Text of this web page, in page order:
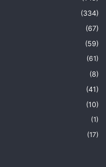
(334)
(67)
(59)
(61)
(8)
(41)
(10)
(1)
(17)